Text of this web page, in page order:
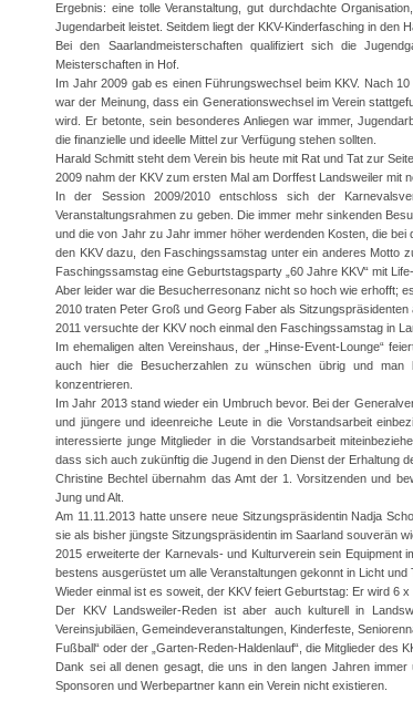
Ergebnis: eine tolle Veranstaltung, gut durchdachte
Jugendarbeit leistet. Seitdem liegt der KKV-Kinderfasching in den
Bei den Saarlandmeisterschaften qualifiziert sich die
Meisterschaften in Hof.
Im Jahr 2009 gab es einen Führungswechsel beim KKV. Nach
war der Meinung, dass ein Generationswechsel im Verein
wird. Er betonte, sein besonderes Anliegen war immer,
die finanzielle und ideelle Mittel zur Verfügung stehen sollten.
Harald Schmitt steht dem Verein bis heute mit Rat und Tat zur Seite.
2009 nahm der KKV zum ersten Mal am Dorffest Landsweiler mit
In der Session 2009/2010 entschloss sich der
Veranstaltungsrahmen zu geben. Die immer mehr sinkenden
und die von Jahr zu Jahr immer höher werdenden Kosten, die
den KKV dazu, den Faschingssamstag unter ein anderes Motto
Faschingssamstag eine Geburtstagsparty „60 Jahre KKV“ mit
Aber leider war die Besucherresonanz nicht so hoch wie erhofft;
2010 traten Peter Groß und Georg Faber als
2011 versuchte der KKV noch einmal den Faschingssamstag in
Im ehemaligen alten Vereinshaus, der „Hinse-Event-Lounge“
auch hier die Besucherzahlen zu wünschen übrig und
konzentrieren.
Im Jahr 2013 stand wieder ein Umbruch bevor. Bei der
und jüngere und ideenreiche Leute in die Vorstandsarbeit
interessierte junge Mitglieder in die Vorstandsarbeit
dass sich auch zukünftig die Jugend in den Dienst der Erhaltung
Christine Bechtel übernahm das Amt der 1. Vorsitzenden und
Jung und Alt.
Am 11.11.2013 hatte unsere neue Sitzungspräsidentin Nadja
sie als bisher jüngste Sitzungspräsidentin im Saarland souverän
2015 erweiterte der Karnevals- und Kulturverein sein Equipment
bestens ausgerüstet um alle Veranstaltungen gekonnt in Licht und
Wieder einmal ist es soweit, der KKV feiert Geburtstag: Er wird 6 x
Der KKV Landsweiler-Reden ist aber auch kulturell in
Vereinsjubiläen, Gemeindeveranstaltungen, Kinderfeste,
Fußball“ oder der „Garten-Reden-Haldenlauf“, die Mitglieder des
Dank sei all denen gesagt, die uns in den langen Jahren
Sponsoren und Werbepartner kann ein Verein nicht existieren.